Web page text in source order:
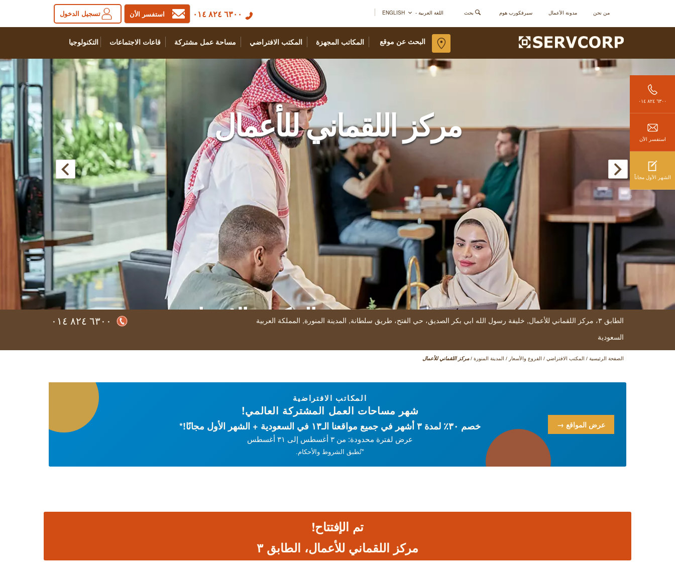
من نحن مدونة الأعمال سيرفكورب هوم بحث اللغة العربية - ENGLISH تسجيل الدخول استفسر الأن ٦٣٠٠ ٨٢٤ ٠١٤
المكاتب المجهزة المكتب الافتراضي مساحة عمل مشتركة قاعات الاجتماعات التكنولوجيا البحث عن موقع
٦٣٠٠ ٨٢٤ ٠١٤
استفسر الأن
الشهر الأول مجاناً
مركز اللقماني للأعمال
المكتب الافتراضي
مساحات العمل المشتركة
شبكة واي فاي آمنة وفائقة السرعة
الطابق ٣، مركز اللقماني للأعمال, خليفة رسول الله ابي بكر الصديق، حي الفتح، طريق سلطانة, المدينة المنورة, المملكة العربية
السعودية
٦٣٠٠ ٨٢٤ ٠١٤
الصفحة الرئيسية / المكتب الافتراضي / الفروع والأسعار / المدينة المنورة / مركز اللقماني للأعمال
المكاتب الافتراضية
شهر مساحات العمل المشتركة العالمي!
خصم ٣٠٪ لمدة ۳ أشهر في جميع مواقعنا الـ۱۳ في السعودية + الشهر الأول مجانًا!*
عرض لفترة محدودة: من ۳ أغسطس إلى ۳۱ أغسطس
*تُطبق الشروط والأحكام.
عرض المواقع →
تم الإفتتاح!
مركز اللقماني للأعمال، الطابق ۳